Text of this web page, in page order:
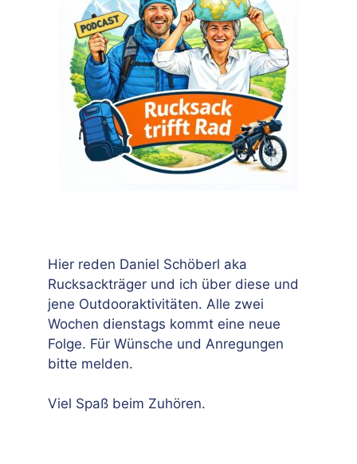
Hier reden Daniel Schöberl aka
Rucksackträger und ich über diese und
jene Outdooraktivitäten. Alle zwei
Wochen dienstags kommt eine neue
Folge. Für Wünsche und Anregungen
bitte melden.
Viel Spaß beim Zuhören.